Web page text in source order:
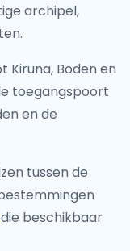
archipel,
Kiruna, Boden en
toegangspoort
en de
tussen de
die beschikbaar